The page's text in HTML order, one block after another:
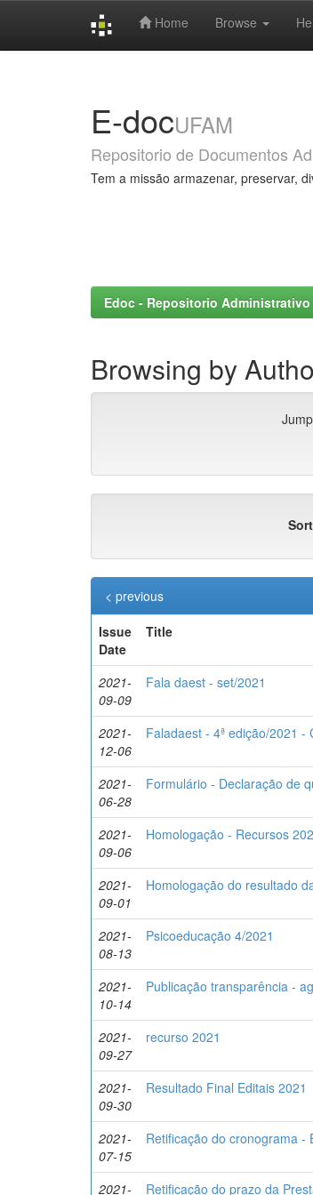
Home Browse
E-docUFAM
Repositorio de Documentos
Tem a missão armazenar, preservar,
Edoc - Repositorio Administrativo
Browsing by
< previous
Issue
Date
Title
2021-
09-09
Fala daest - set/2021
2021-
12-06
Faladaest - 4ª edição/2021 -
2021-
06-28
Formulário - Declaração de
2021-
09-06
Homologação - Recursos
2021-
09-01
Homologação do resultado
2021-
08-13
Psicoeducação 4/2021
2021-
10-14
Publicação transparência -
2021-
09-27
recurso 2021
2021-
09-30
Resultado Final Editais 2021
2021-
07-15
Retificação do cronograma -
2021- Retificação do prazo da